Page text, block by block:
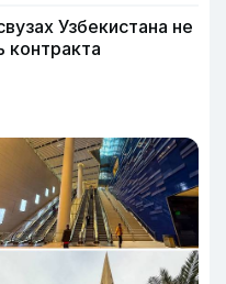
Узбекистана не
контракта